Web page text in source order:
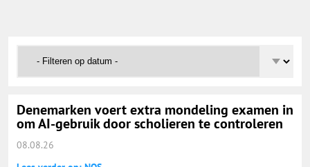
@onderwijsnieuws
Yurls.net
Vacaturewijzer Basisonderwijs
Denemarken voert extra mondeling examen in
om AI-gebruik door scholieren te controleren
08.08.26